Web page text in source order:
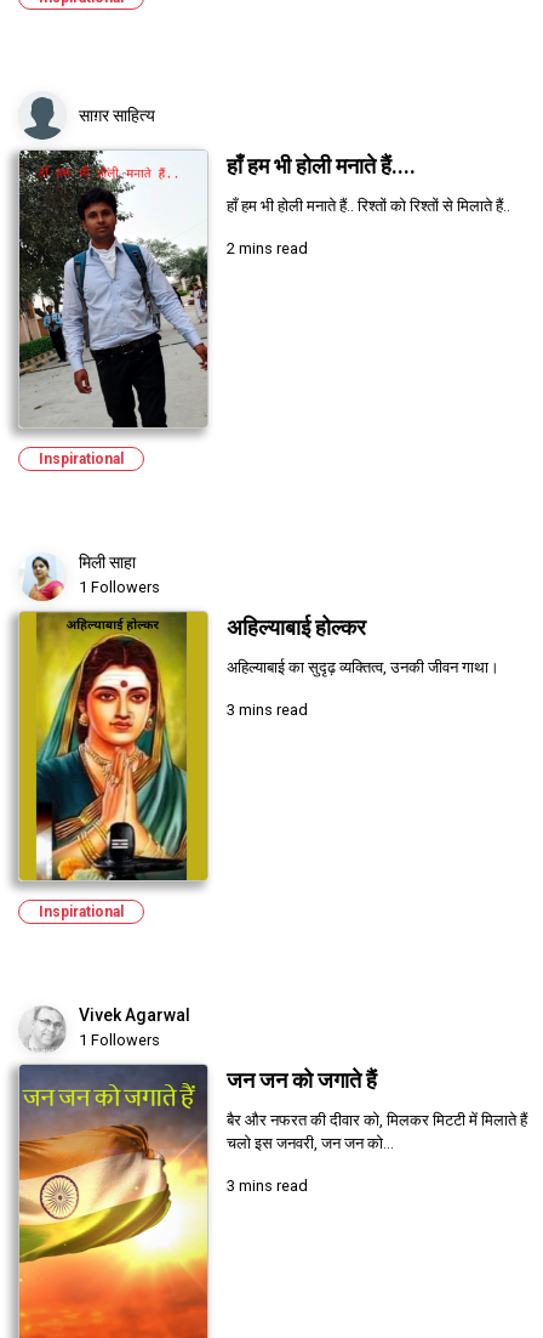
साग़र साहित्य
हाँ हम भी होली मनाते हैं....
हाँ हम भी होली मनाते हैं.. रिश्तों को रिश्तों से मिलाते हैं..
2 mins read
Inspirational
मिली साहा
1 Followers
अहिल्याबाई होल्कर
अहिल्याबाई का सुदृढ़ व्यक्तित्व, उनकी जीवन गाथा।
3 mins read
Inspirational
Vivek Agarwal
1 Followers
जन जन को जगाते हैं
बैर और नफरत की दीवार को, मिलकर मिटटी में मिलाते हैं
चलो इस जनवरी, जन जन को...
3 mins read